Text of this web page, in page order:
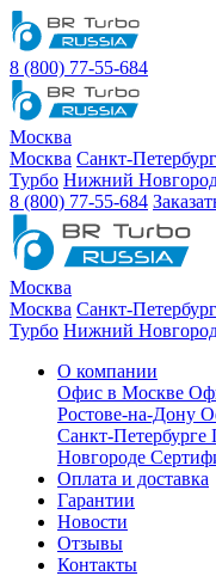
8 (800) 77-55-684
Москва
Москва Санкт-Петербург
Турбо Нижний
8 (800) 77-55-684
Москва
Москва Санкт-Петербург
Турбо Нижний
О компании
Офис в Москве
Ростове-на-Дону
Санкт-Петербурге
Новгороде
Оплата и доставка
Гарантии
Новости
Отзывы
Контакты